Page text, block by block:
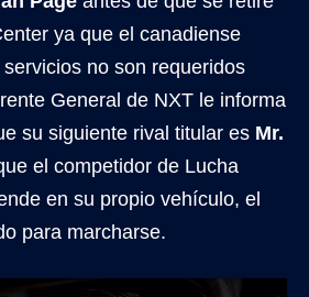
ya que el canadiense
no son requeridos
General de NXT le informa
su siguiente rival titular es Mr.
el competidor de Lucha
en su propio vehículo, el
para marcharse.